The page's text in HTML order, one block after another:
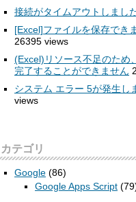
接続がタイムアウトしまし
[Excel]ファイルを保存でき
26395 views
(Excel)リソース不足のため
完了することができません
システム エラー 5が発生し
views
カテゴリ
Google (86)
Google Apps Script